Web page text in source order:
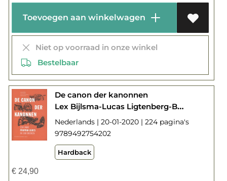
Toevoegen aan winkelwagen
Niet op voorraad in onze winkel
Bestelbaar
De canon der kanonnen
Lex Bijlsma-Lucas Ligtenberg-Bob Polak
Nederlands | 20-01-2020 | 224 pagina's
9789492754202
Hardback
€24,90